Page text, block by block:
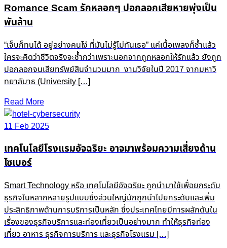
Romance Scam รักหลอกๆ ปอกลอกเสียหายพุ่งเป็น
พันล้าน
“เจ็บก็ทนได้ อยู่อย่างคนโง่ ที่มันไม่รู้ไม่ทันเธอ” แค่เนื้อเพลงก็ช้ำแล้ว
ใครจะคิดว่าชีวิตจริงจะช้ำกว่าเพราะนอกจากถูกหลอกให้รักแล้ว ยังถูก
ปอกลอกจนเสียทรัพย์สินจำนวนมาก งานวิจัยในปี 2017 จากมหาวิ
ทยาลับาธ (University […]
Read More
11 Feb 2025
เทคโนโลยีโรงแรมอัจฉริยะ อาจมาพร้อมความเสี่ยงด้าน
ไซเบอร์
Smart Technology หรือ เทคโนโลยีอัจฉริยะ ถูกนำมาใช้เพื่อยกระดับ
ธุรกิจในหลากหลายรูปแบบซึ่งส่วนใหญ่มักถูกนำไปยกระดับและเพิ่ม
ประสิทธิภาพด้านการบริการเป็นหลัก ซึ่งประเทศไทยมีการผลักดันใน
เรื่องของธุรกิจบริการและท่องเที่ยวเป็นอย่างมาก ทำให้ธุรกิจท่อง
เที่ยว อาหาร ธุรกิจการบริการ และธุรกิจโรงแรม […]